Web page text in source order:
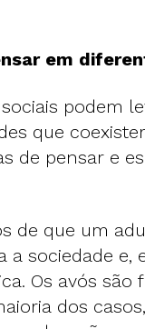
em
podem
que
de pensar e
de que um
a sociedade e,
Os avós são
dos